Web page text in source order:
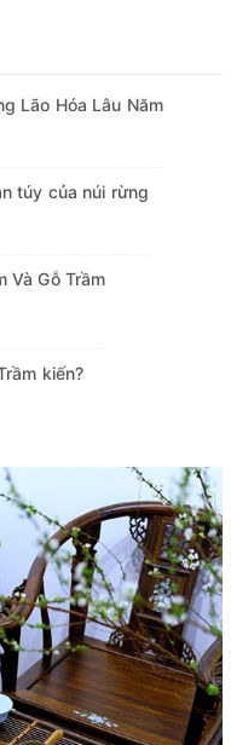
Lão Hóa Lâu Năm
túy của núi rừng
Và Gỗ Trầm
kiến?